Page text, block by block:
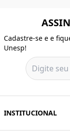
Cadastre-se e e
Unesp!
INSTITUCIONAL